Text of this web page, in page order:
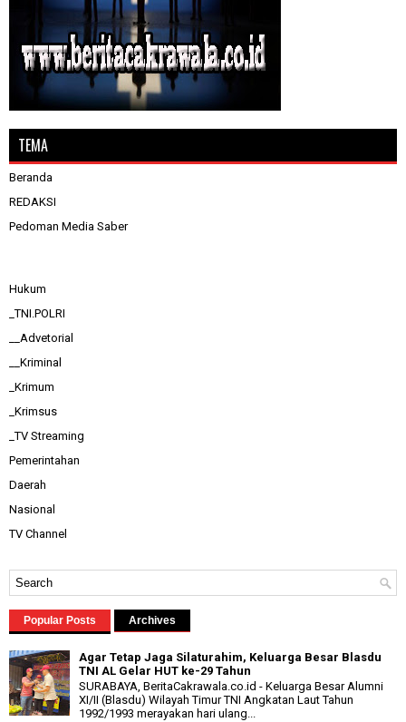
TEMA
Beranda
REDAKSI
Pedoman Media Saber
Hukum
_TNI.POLRI
__Advetorial
__Kriminal
_Krimum
_Krimsus
_TV Streaming
Pemerintahan
Daerah
Nasional
TV Channel
Popular Posts Archives
Agar Tetap Jaga Silaturahim, Keluarga Besar Blasdu
TNI AL Gelar HUT ke-29 Tahun
SURABAYA, BeritaCakrawala.co.id - Keluarga Besar Alumni
XI/II (Blasdu) Wilayah Timur TNI Angkatan Laut Tahun
1992/1993 merayakan hari ulang...